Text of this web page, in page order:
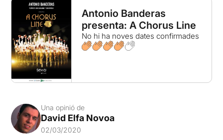
Antonio Banderas
presenta: A Chorus Line
No hi ha noves dates confirmades
Una opinió de
David Elfa Novoa
02/03/2020